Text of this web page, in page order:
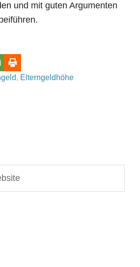
und mit guten Argumenten
, Elterngeldhöhe